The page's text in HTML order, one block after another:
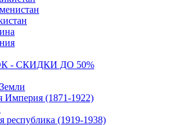
- СКИДКИ ДО 50%
Империя (1871-1922)
республика (1919-1938)